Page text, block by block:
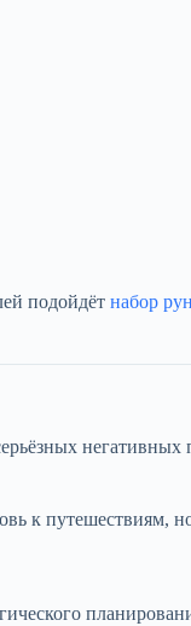
подойдёт набор рун
негативных
к путешествиям,